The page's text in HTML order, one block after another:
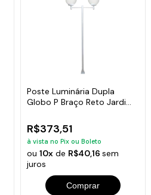
Poste Luminária Dupla
Globo P Braço Reto Jardim
R$373,51
à vista no Pix ou Boleto
ou 10xde R$40,16 sem
juros
Comprar